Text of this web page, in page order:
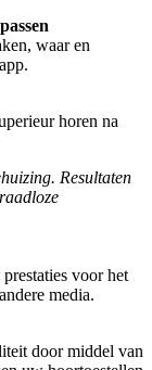
waar en
horen na
Resultaten
voor het
media.
door middel van